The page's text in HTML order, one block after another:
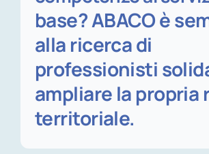
base? ABACO è
alla ricerca di
professionisti
ampliare la propria
territoriale.